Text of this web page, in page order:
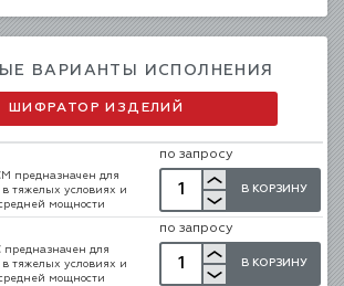
ВАРИАНТЫ ИСПОЛНЕНИЯ
ШИФРАТОР ИЗДЕЛИЙ
предназначен для
тяжелых условиях и
мощности
по запросу
В КОРЗИНУ
предназначен для
тяжелых условиях и
мощности
по запросу
В КОРЗИНУ